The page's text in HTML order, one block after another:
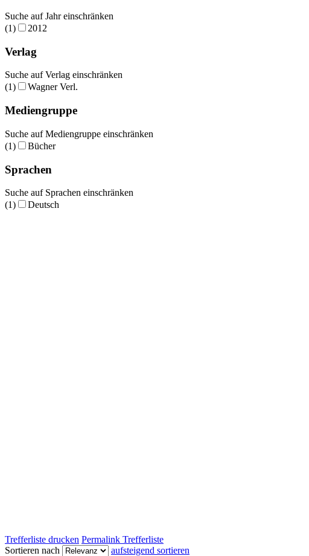
Suche auf Jahr einschränken
(1)
2012
Verlag
Suche auf Verlag einschränken
(1)
Wagner Verl.
Mediengruppe
Suche auf Mediengruppe einschränken
(1)
Bücher
Sprachen
Suche auf Sprachen einschränken
(1)
Deutsch
Trefferliste drucken Permalink Trefferliste
Sortieren nach
aufsteigend sortieren